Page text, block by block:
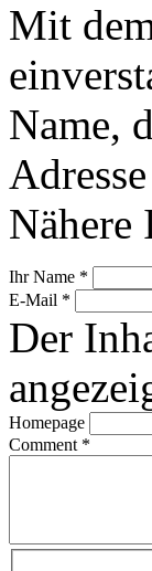
Mit
Name,
Nähere
Ihr Name *
E-Mail *
Der
Homepage
Comment *